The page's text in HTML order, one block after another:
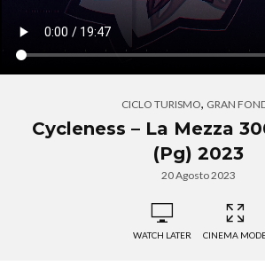
CICLO TURISMO, GRAN
Cycleness – La Mezza
(Pg) 2023
20 Agosto 2023
WATCH LATER CINEMA